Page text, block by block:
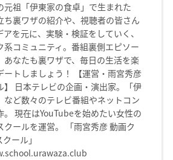
元祖「伊東家の食卓」で生まれた
ち裏ワザの紹介や、視聴者の皆さん
を元に、実験・検証をしていく、
系コミュニティ。番組裏側エピソー
あなたも裏ワザで、毎日の生活を楽
ートしましょう！ 【運営・雨宮秀彦
】 日本テレビの企画・演出家。「伊
など数々のテレビ番組やネットコン
。 現在はYouTubeを始めたい女性の
クールを運営。 「雨宮秀彦 動画ク
ール」